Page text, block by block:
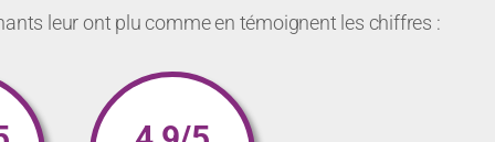
leur ont plu comme en témoignent les chiffres :